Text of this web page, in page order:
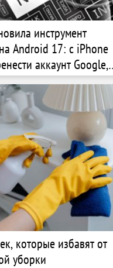
инструмент
Android 17: с iPhone
аккаунт Google,
и даже eSIM
которые избавят от
уборки